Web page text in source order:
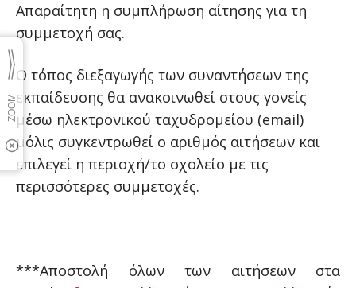
Απαραίτητη η συμπλήρωση αίτησης για τη
συμμετοχή σας.
Ο τόπος διεξαγωγής των συναντήσεων της
εκπαίδευσης θα ανακοινωθεί στους γονείς
μέσω ηλεκτρονικού ταχυδρομείου (email)
μόλις συγκεντρωθεί ο αριθμός αιτήσεων και
επιλεγεί η περιοχή/το σχολείο με τις
περισσότερες συμμετοχές.
***Αποστολή όλων των αιτήσεων στα